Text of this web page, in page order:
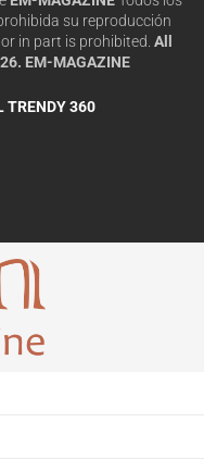
su reproducción
in part is prohibited. All
EM-MAGAZINE
TRENDY 360